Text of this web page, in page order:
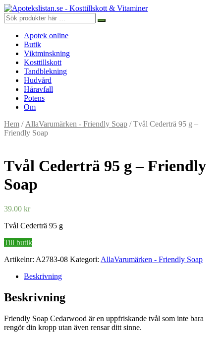
Apotek online
Butik
Viktminskning
Kosttillskott
Tandblekning
Hudvård
Håravfall
Potens
Om
Hem / AllaVarumärken - Friendly Soap / Tvål Cederträ 95 g –
Friendly Soap
Tvål Cederträ 95 g – Friendly
Soap
39.00 kr
Tvål Cederträ 95 g
Till butik
Artikelnr: A2783-08 Kategori: AllaVarumärken - Friendly Soap
Beskrivning
Beskrivning
Friendly Soap Cedarwood är en uppfriskande tvål som inte bara
rengör din kropp utan även rensar ditt sinne.